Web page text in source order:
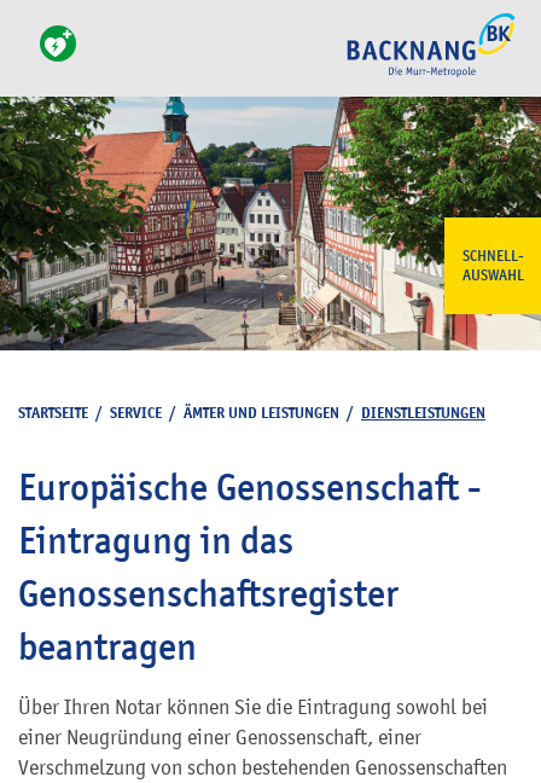
SCHNELL-
AUSWAHL
STARTSEITE / SERVICE / ÄMTER UND LEISTUNGEN / DIENSTLEISTUNGEN
Europäische Genossenschaft -
Eintragung in das
Genossenschaftsregister
beantragen
Über Ihren Notar können Sie die Eintragung sowohl bei
einer Neugründung einer Genossenschaft, einer
Verschmelzung von schon bestehenden Genossenschaften